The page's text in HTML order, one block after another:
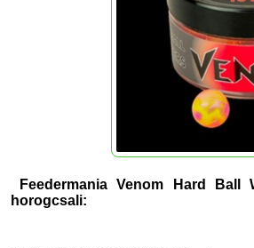
Feedermania Venom Hard Ball
horogcsali: